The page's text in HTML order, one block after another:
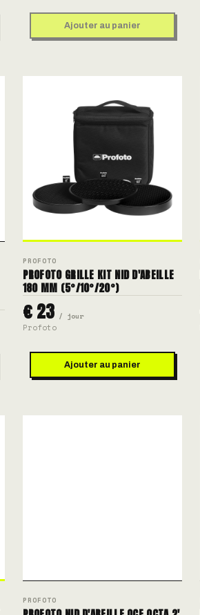
Ajouter au panier
PROFOTO
PROFOTO GRILLE KIT NID D'ABEILLE
180 MM (5°/10°/20°)
€ 23 / jour
Profoto
Ajouter au panier
PROFOTO